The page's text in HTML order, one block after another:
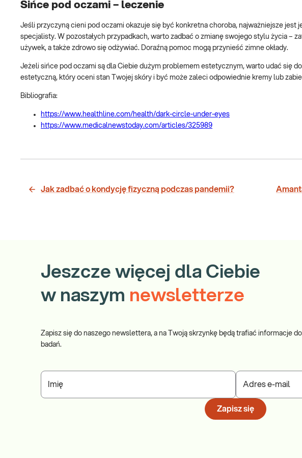
Sińce pod oczami – leczenie
Jeśli przyczyną cieni pod oczami okazuje się być konkretna choroba, najważniejsze
specjalisty. W pozostałych przypadkach, warto zadbać o zmianę swojego stylu życia –
używek, a także zdrowo się odżywiać. Doraźną pomoc mogą przynieść zimne okłady.
Jeżeli sińce pod oczami są dla Ciebie dużym problemem estetycznym, warto udać się
estetyczną, który oceni stan Twojej skóry i być może zaleci odpowiednie kremy lub
Bibliografia:
https://www.healthline.com/health/dark-circle-under-eyes
https://www.medicalnewstoday.com/articles/325989
Jak zadbać o kondycję fizyczną podczas pandemii?
Jeszcze więcej dla Ciebie
w naszym newsletterze
Zapisz się do naszego newslettera, a na Twoją skrzynkę będą trafiać informacje
badań.
Imię Adres e-mail
Zapisz się